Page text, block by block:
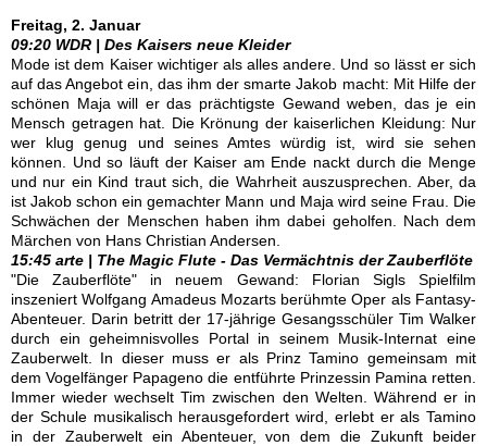
Freitag, 2. Januar
09:20 WDR | Des Kaisers neue Kleider
Mode ist dem Kaiser wichtiger als alles andere. Und so lässt er sich
auf das Angebot ein, das ihm der smarte Jakob macht: Mit Hilfe der
schönen Maja will er das prächtigste Gewand weben, das je ein
Mensch getragen hat. Die Krönung der kaiserlichen Kleidung: Nur
wer klug genug und seines Amtes würdig ist, wird sie sehen
können. Und so läuft der Kaiser am Ende nackt durch die Menge
und nur ein Kind traut sich, die Wahrheit auszusprechen. Aber, da
ist Jakob schon ein gemachter Mann und Maja wird seine Frau. Die
Schwächen der Menschen haben ihm dabei geholfen. Nach dem
Märchen von Hans Christian Andersen.
15:45 arte | The Magic Flute - Das Vermächtnis der Zauberflöte
"Die Zauberflöte" in neuem Gewand: Florian Sigls Spielfilm
inszeniert Wolfgang Amadeus Mozarts berühmte Oper als Fantasy-
Abenteuer. Darin betritt der 17-jährige Gesangsschüler Tim Walker
durch ein geheimnisvolles Portal in seinem Musik-Internat eine
Zauberwelt. In dieser muss er als Prinz Tamino gemeinsam mit
dem Vogelfänger Papageno die entführte Prinzessin Pamina retten.
Immer wieder wechselt Tim zwischen den Welten. Während er in
der Schule musikalisch herausgefordert wird, erlebt er als Tamino
in der Zauberwelt ein Abenteuer, von dem die Zukunft beider